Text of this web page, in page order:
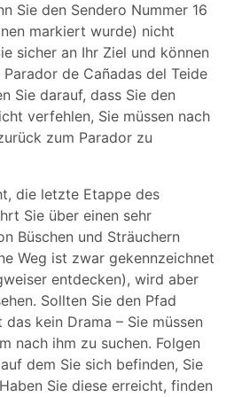
Sie den Sendero Nummer 16
markiert wurde) nicht
sicher an Ihr Ziel und können
de Cañadas del Teide
Sie darauf, dass Sie den
verfehlen, Sie müssen nach
zum Parador zu
die letzte Etappe des
Sie über einen sehr
Büschen und Sträuchern
Weg ist zwar gekennzeichnet
entdecken), wird aber
Sollten Sie den Pfad
kein Drama – Sie müssen
nach ihm zu suchen. Folgen
dem Sie sich befinden, Sie
Sie diese erreicht, finden